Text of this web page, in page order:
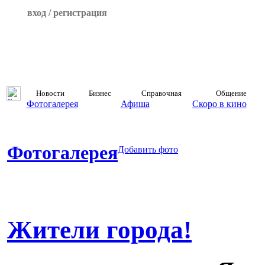
вход / регистрация
Новости Бизнес Справочная Общение
Фотогалерея Афиша Скоро в кино
ФотогалереяДобавить фото
Жители города!